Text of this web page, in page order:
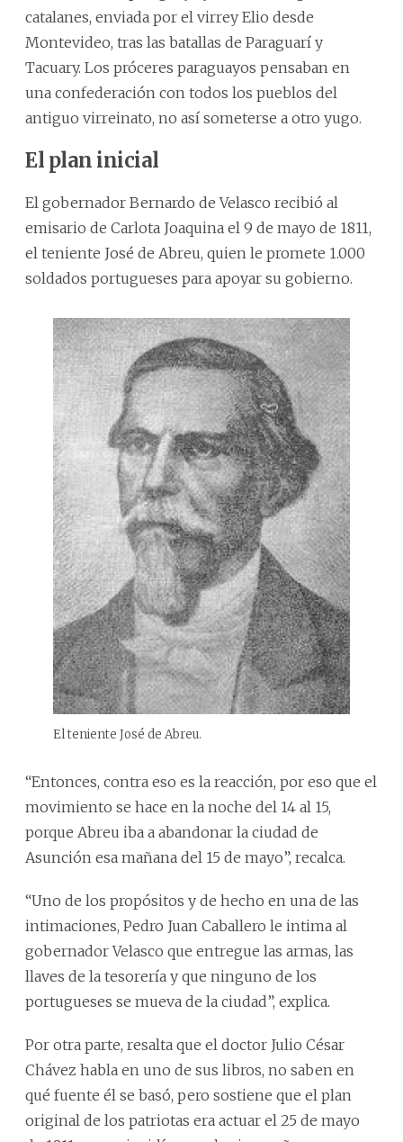
catalanes, enviada por el virrey Elio desde
Montevideo, tras las batallas de Paraguarí y
Tacuary. Los próceres paraguayos pensaban en
una confederación con todos los pueblos del
antiguo virreinato, no así someterse a otro yugo.
El plan inicial
El gobernador Bernardo de Velasco recibió al
emisario de Carlota Joaquina el 9 de mayo de 1811,
el teniente José de Abreu, quien le promete 1.000
soldados portugueses para apoyar su gobierno.
El teniente José de Abreu.
“Entonces, contra eso es la reacción, por eso que el
movimiento se hace en la noche del 14 al 15,
porque Abreu iba a abandonar la ciudad de
Asunción esa mañana del 15 de mayo”, recalca.
“Uno de los propósitos y de hecho en una de las
intimaciones, Pedro Juan Caballero le intima al
gobernador Velasco que entregue las armas, las
llaves de la tesorería y que ninguno de los
portugueses se mueva de la ciudad”, explica.
Por otra parte, resalta que el doctor Julio César
Chávez habla en uno de sus libros, no saben en
qué fuente él se basó, pero sostiene que el plan
original de los patriotas era actuar el 25 de mayo